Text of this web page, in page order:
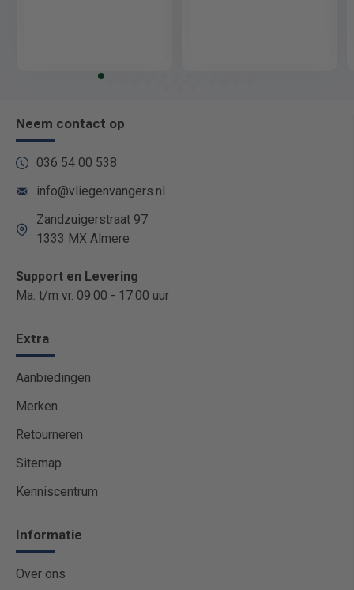
Neem contact op
036 54 00 538
info@vliegenvangers.nl
Zandzuigerstraat 97
1333 MX Almere
Support en Levering
Ma. t/m vr. 09.00 - 17.00 uur
Extra
Aanbiedingen
Merken
Retourneren
Sitemap
Kenniscentrum
Informatie
Over ons